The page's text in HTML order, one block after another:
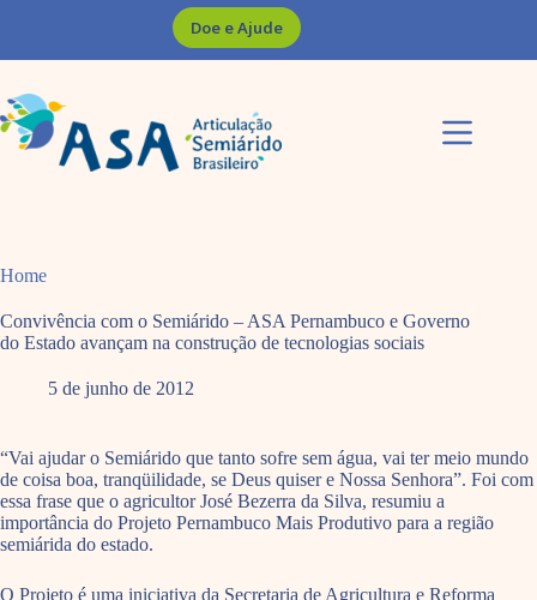
Doe e Ajude
Home
Convivência com o Semiárido – ASA Pernambuco e Governo
do Estado avançam na construção de tecnologias sociais
5 de junho de 2012
“Vai ajudar o Semiárido que tanto sofre sem água, vai ter meio mundo
de coisa boa, tranqüilidade, se Deus quiser e Nossa Senhora”. Foi com
essa frase que o agricultor José Bezerra da Silva, resumiu a
importância do Projeto Pernambuco Mais Produtivo para a região
semiárida do estado.
O Projeto é uma iniciativa da Secretaria de Agricultura e Reforma